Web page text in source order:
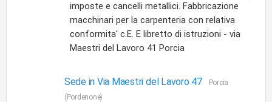
imposte e cancelli metallici. Fabbricazione
macchinari per la carpenteria con relativa
conformita' c.E. E libretto di istruzioni - via
Maestri del Lavoro 41 Porcia
Sede in Via Maestri del Lavoro 47
Porcia
(Pordenone)